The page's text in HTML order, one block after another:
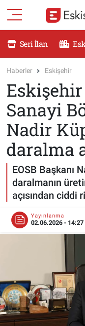
Seri İlan
Haberler Eskişehir
Sanayi
Nadir
daralma
EOSB Başkanı
daralmanın
açısından
Yayınlanma
02.06.2026 - 14:27
RESMİ İLANLAR
DÜNYA
SAĞLIK
MAGAZİN
KADIN
TEKNOLOJİ
YEMEK
ESKİŞEHİR
Eskişehir
Eskişehir
Eskişehir
Eskişehir
Eskişehir
Eskişehir
Süper Lig
Tüm Manşetler
Son Dakika
Haber Arşivi